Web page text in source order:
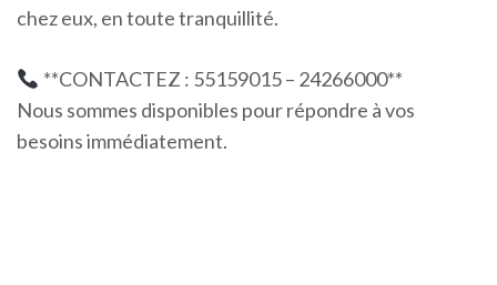
chez eux, en toute tranquillité.
**CONTACTEZ : 55159015 – 24266000**
Nous sommes disponibles pour répondre à vos
besoins immédiatement.